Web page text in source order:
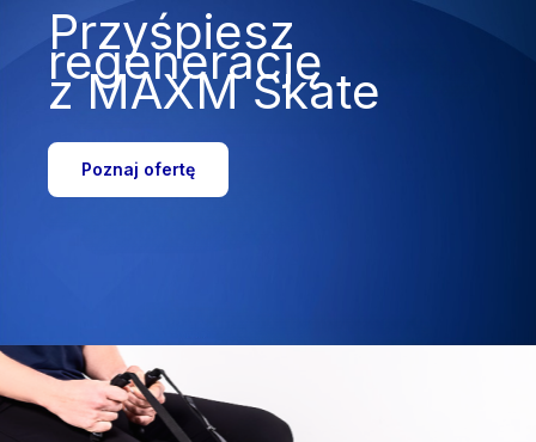
Przyśpiesz
regenerację
z MAXM Skate
Poznaj ofertę